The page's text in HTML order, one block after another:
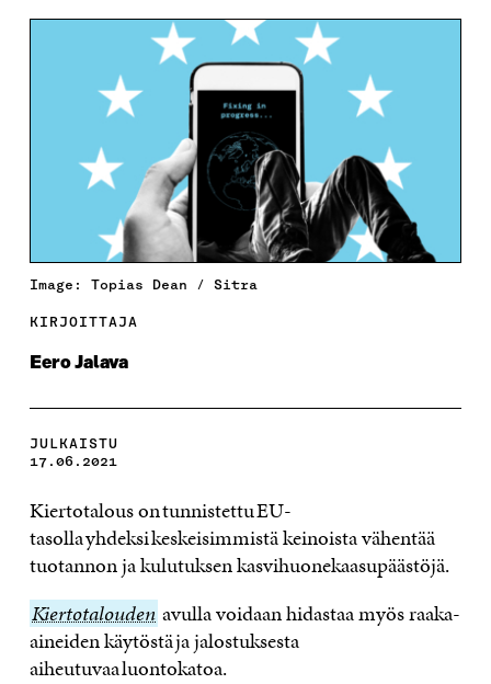
Image: Topias Dean / Sitra
KIRJOITTAJA
Eero Jalava
JULKAISTU
17.06.2021
Kiertotalous on tunnistettu EU-
tasolla yhdeksi keskeisimmistä keinoista vähentää
tuotannon ja kulutuksen kasvihuonekaasupäästöjä.
Kiertotalouden
Kiertotalouden avulla voidaan hidastaa myös raaka-
aineiden käytöstä ja jalostuksesta
aiheutuvaa luontokatoa.